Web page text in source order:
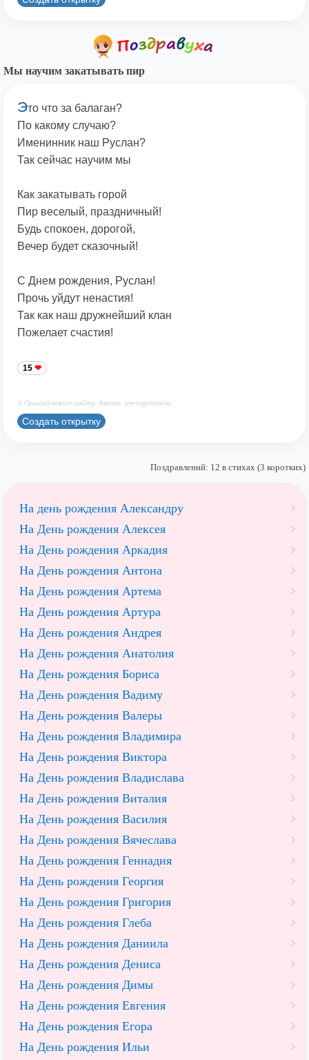
Мы научим закатывать пир
Это что за балаган?
По какому случаю?
Именинник наш Руслан?
Так сейчас научим мы
Как закатывать горой
Пир веселый, праздничный!
Будь спокоен, дорогой,
Вечер будет сказочный!
С Днем рождения, Руслан!
Прочь уйдут ненастия!
Так как наш дружнейший клан
Пожелает счастия!
15
© Принадлежит сайту. Автор: pressgurmanio
Создать открытку
Поздравлений: 12 в стихах (3 коротких)
На день рождения Александру
На День рождения Алексея
На День рождения Аркадия
На День рождения Антона
На День рождения Артема
На День рождения Артура
На День рождения Андрея
На День рождения Анатолия
На День рождения Бориса
На День рождения Вадиму
На День рождения Валеры
На День рождения Владимира
На День рождения Виктора
На День рождения Владислава
На День рождения Виталия
На День рождения Василия
На День рождения Вячеслава
На День рождения Геннадия
На День рождения Георгия
На День рождения Григория
На День рождения Глеба
На День рождения Даниила
На День рождения Дениса
На День рождения Димы
На День рождения Евгения
На День рождения Егора
На День рождения Ильи